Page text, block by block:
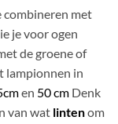
combineren met
je voor ogen
de groene of
lampionnen in
en 50 cm Denk
van wat lintenom